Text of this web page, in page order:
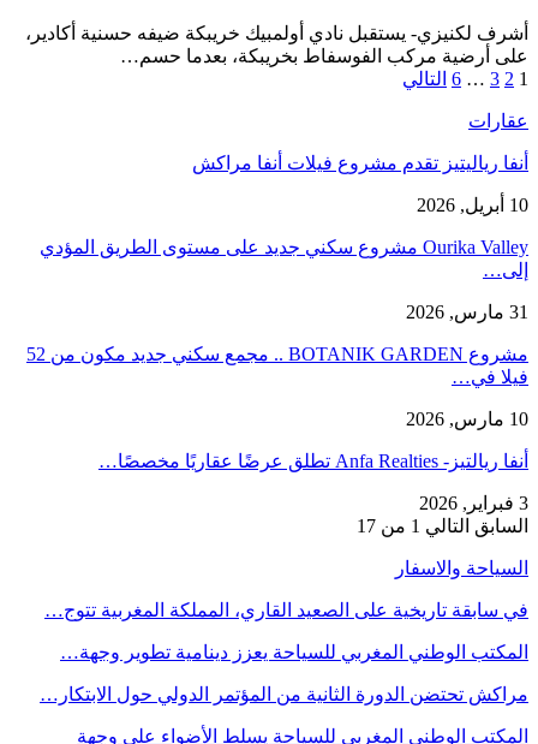
أشرف لكنيزي- يستقبل نادي أولمبيك خريبكة ضيفه حسنية أكادير،
على أرضية مركب الفوسفاط بخريبكة، بعدما حسم…
1
2
3
…
6 التالي
عقارات
أنفا رياليتيز تقدم مشروع فيلات أنفا مراكش
10 أبريل, 2026
Ourika Valley مشروع سكني جديد على مستوى الطريق المؤدي
إلى…
31 مارس, 2026
مشروع BOTANIK GARDEN .. مجمع سكني جديد مكون من 52
فيلا في…
10 مارس, 2026
أنفا ريالتيز- Anfa Realties تطلق عرضًا عقاريًا مخصصًا…
3 فبراير, 2026
السابق التالي 1 من 17
السياحة والاسفار
في سابقة تاريخية على الصعيد القاري، المملكة المغربية تتوج…
المكتب الوطني المغربي للسياحة يعزز دينامية تطوير وجهة…
مراكش تحتضن الدورة الثانية من المؤتمر الدولي حول الابتكار…
المكتب الوطني المغربي للسياحة يسلط الأضواء على وجهة